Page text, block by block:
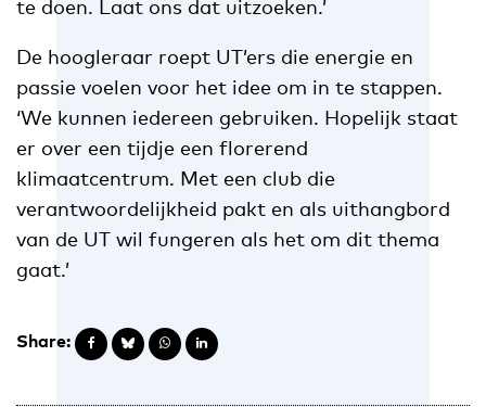
te doen. Laat ons dat uitzoeken.’
De hoogleraar roept UT’ers die energie en
passie voelen voor het idee om in te stappen.
‘We kunnen iedereen gebruiken. Hopelijk staat
er over een tijdje een florerend
klimaatcentrum. Met een club die
verantwoordelijkheid pakt en als uithangbord
van de UT wil fungeren als het om dit thema
gaat.’
Share: